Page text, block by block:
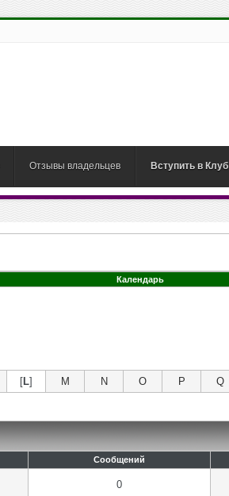
Отзывы владельцев Вступить в Клуб
Календарь
[L] M N O P Q
Сообщений
0